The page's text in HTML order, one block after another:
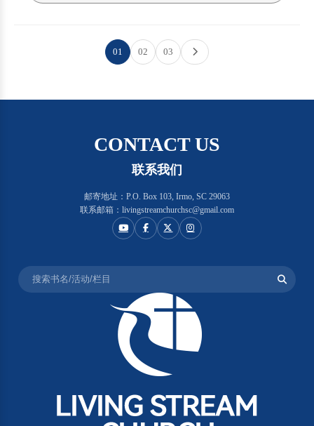
01 02 03
CONTACT US
联系我们
邮寄地址：P.O. Box 103, Irmo, SC 29063
联系邮箱：livingstreamchurchsc@gmail.com